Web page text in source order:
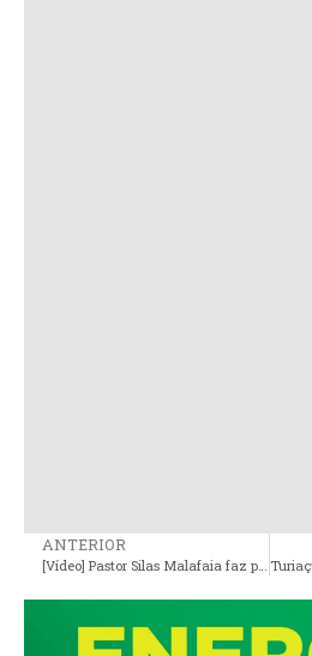
ANTERIOR
[Vídeo] Pastor Silas Malafaia faz pedido para nunca mais votarem em Eliziane Gama